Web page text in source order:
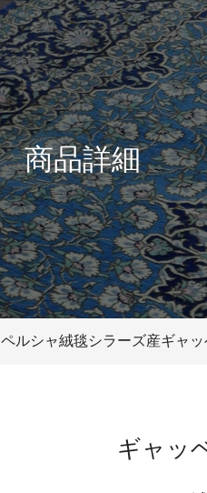
商品詳細
ペルシャ絨毯シラーズ産ギャ
ギャッ